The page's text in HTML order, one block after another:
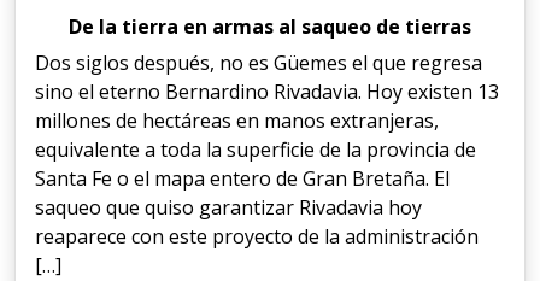
De la tierra en armas al saqueo de tierras
Dos siglos después, no es Güemes el que regresa
sino el eterno Bernardino Rivadavia. Hoy existen 13
millones de hectáreas en manos extranjeras,
equivalente a toda la superficie de la provincia de
Santa Fe o el mapa entero de Gran Bretaña. El
saqueo que quiso garantizar Rivadavia hoy
reaparece con este proyecto de la administración
[…]